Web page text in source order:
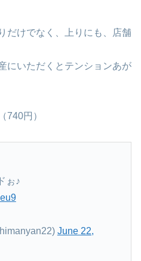
だけでなく、上りにも、店舗
にいただくとテンションあが
740円）
ぉ♪
June 22,